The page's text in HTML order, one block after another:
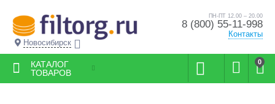
Новосибирск
ПН-ПТ 12.00 – 20.00
8 (800) 55-11-998
Контакты
0
КАТАЛОГ
ТОВАРОВ